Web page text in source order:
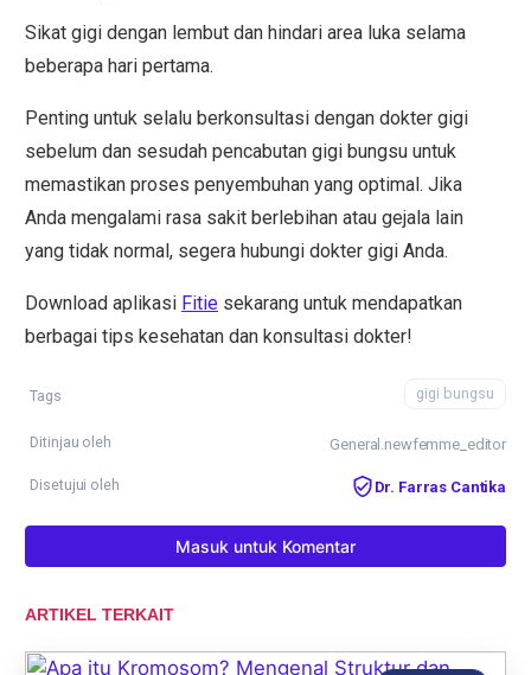
Sikat gigi dengan lembut dan hindari area luka selama
beberapa hari pertama.
Penting untuk selalu berkonsultasi dengan dokter gigi
sebelum dan sesudah pencabutan gigi bungsu untuk
memastikan proses penyembuhan yang optimal. Jika
Anda mengalami rasa sakit berlebihan atau gejala lain
yang tidak normal, segera hubungi dokter gigi Anda.
Download aplikasi Fitie sekarang untuk mendapatkan
berbagai tips kesehatan dan konsultasi dokter!
Tags gigi bungsu
Ditinjau oleh General.newfemme_editor
Disetujui oleh Dr. Farras Cantika
Masuk untuk Komentar
ARTIKEL TERKAIT